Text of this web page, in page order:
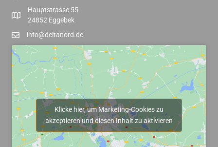
Hauptstrasse 55
24852 Eggebek
info@deltanord.de
Klicke hier, um Marketing-Cookies zu
akzeptieren und diesen Inhalt zu aktivieren